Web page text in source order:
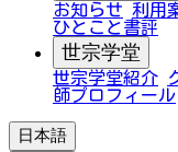
お知らせ 利用
ひとこと書評
世宗学堂
世宗学堂紹介
師プロフィール
日本語